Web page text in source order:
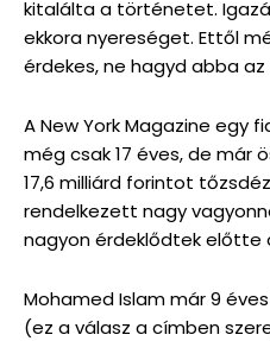
kitalálta a történetet.
ekkora nyereséget. Ettől
érdekes, ne hagyd abba
A New York Magazine egy
még csak 17 éves, de
17,6 milliárd forintot
rendelkezett nagy
nagyon érdeklődtek előtte
Mohamed Islam már 9
(ez a válasz a címben